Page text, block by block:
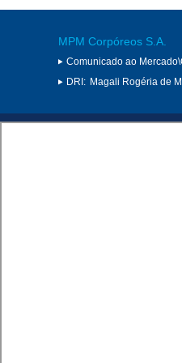
MPM Corpóreos S.A.
Comunicado ao
DRI: Magali Rogéria de